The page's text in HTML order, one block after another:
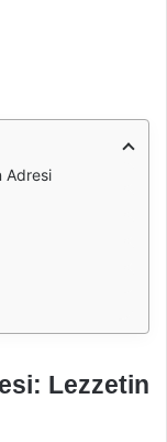
Adresi
Lezzetin